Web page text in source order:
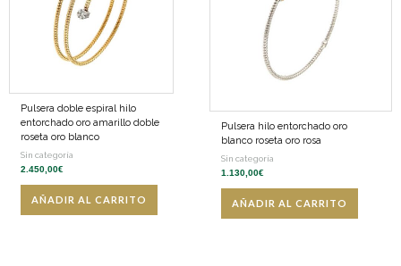
Pulsera doble espiral hilo
entorchado oro amarillo doble
roseta oro blanco
Sin categoría
2.450,00€
AÑADIR AL CARRITO
Pulsera hilo entorchado oro
blanco roseta oro rosa
Sin categoría
1.130,00€
AÑADIR AL CARRITO